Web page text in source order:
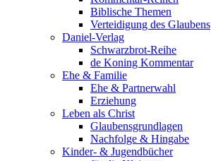
Biblische Themen
Verteidigung des Glaubens
Daniel-Verlag
Schwarzbrot-Reihe
de Koning Kommentar
Ehe & Familie
Ehe & Partnerwahl
Erziehung
Leben als Christ
Glaubensgrundlagen
Nachfolge & Hingabe
Kinder- & Jugendbücher